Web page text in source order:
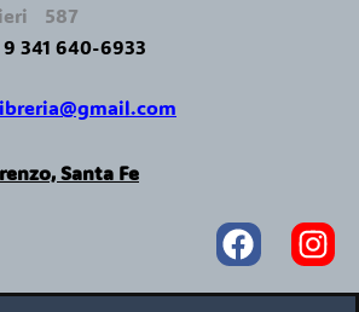
587
341 640-6933
Santa Fe